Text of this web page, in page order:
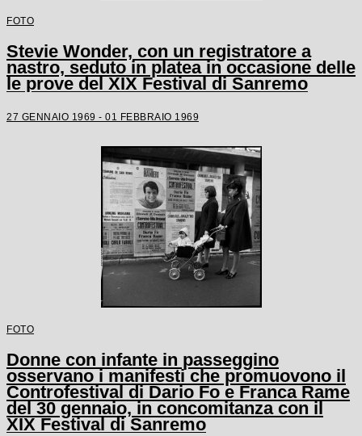
FOTO
Stevie Wonder, con un registratore a
nastro, seduto in platea in occasione delle
le prove del XIX Festival di Sanremo
27 GENNAIO 1969 - 01 FEBBRAIO 1969
FOTO
Donne con infante in passeggino
osservano i manifesti che promuovono il
Controfestival di Dario Fo e Franca Rame
del 30 gennaio, in concomitanza con il
XIX Festival di Sanremo